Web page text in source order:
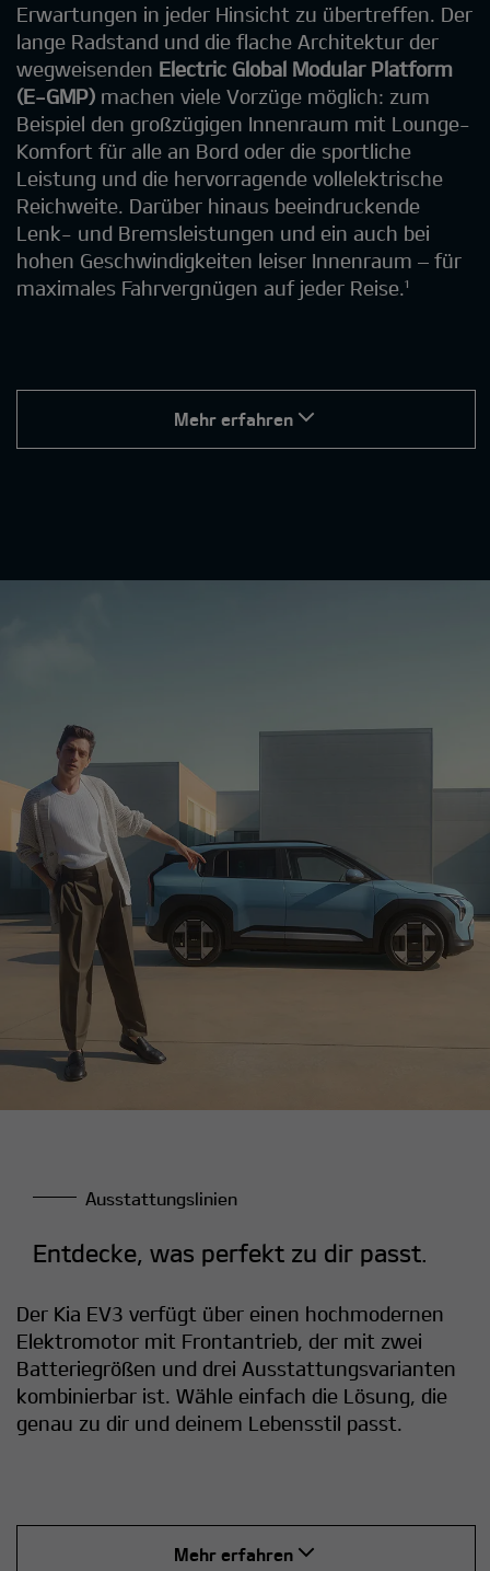
Erwartungen in jeder Hinsicht zu übertreffen. Der
lange Radstand und die flache Architektur der
wegweisenden Electric Global Modular Platform
(E-GMP) machen viele Vorzüge möglich: zum
Beispiel den großzügigen Innenraum mit Lounge-
Komfort für alle an Bord oder die sportliche
Leistung und die hervorragende vollelektrische
Reichweite. Darüber hinaus beeindruckende
Lenk- und Bremsleistungen und ein auch bei
hohen Geschwindigkeiten leiser Innenraum – für
maximales Fahrvergnügen auf jeder Reise.¹
Mehr erfahren
Ausstattungslinien
Entdecke, was perfekt zu dir passt.
Der Kia EV3 verfügt über einen hochmodernen
Elektromotor mit Frontantrieb, der mit zwei
Batteriegrößen und drei Ausstattungsvarianten
kombinierbar ist. Wähle einfach die Lösung, die
genau zu dir und deinem Lebensstil passt.
Mehr erfahren